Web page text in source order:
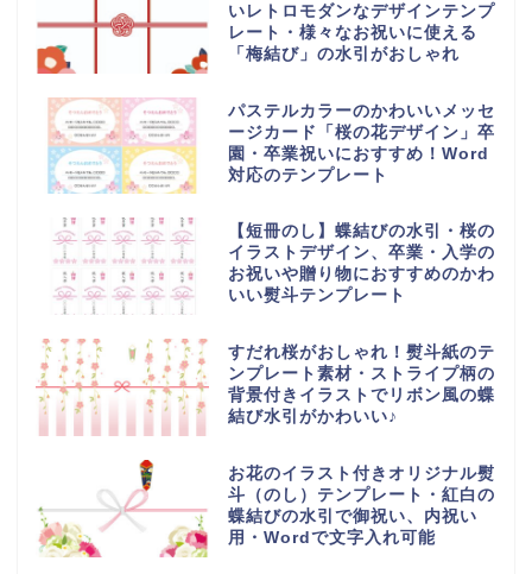
いレトロモダンなデザインテンプ
レート・様々なお祝いに使える
「梅結び」の水引がおしゃれ
パステルカラーのかわいいメッセ
ージカード「桜の花デザイン」卒
園・卒業祝いにおすすめ！Word
対応のテンプレート
【短冊のし】蝶結びの水引・桜の
イラストデザイン、卒業・入学の
お祝いや贈り物におすすめのかわ
いい熨斗テンプレート
すだれ桜がおしゃれ！熨斗紙のテ
ンプレート素材・ストライプ柄の
背景付きイラストでリボン風の蝶
結び水引がかわいい♪
お花のイラスト付きオリジナル熨
斗（のし）テンプレート・紅白の
蝶結びの水引で御祝い、内祝い
用・Wordで文字入れ可能